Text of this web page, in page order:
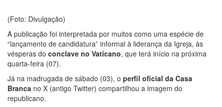
23:40Hissa Abrahão critica decisão de Barroso sobre piso
salarial de enfermeiros
18:08Com quase 300 mil votos para o Senado em 2018,
Hissa é recebido por multidão na zona Sul de Manaus
12:51Hissa Abrahão dispara e deve ser o primeiro no
21:55Hissa Abrahão fala em oportunidades para feirantes
no Eldorado
22:45
(Foto: Divulgação)
A publicação foi interpretada por muitos como uma espécie de
“lançamento de candidatura” informal à liderança da Igreja, às
vésperas do conclave no Vaticano, que terá início na próxima
quarta-feira (07).
Já na madrugada de sábado (03), o perfil oficial da Casa
Branca no X (antigo Twitter) compartilhou a imagem do
republicano.